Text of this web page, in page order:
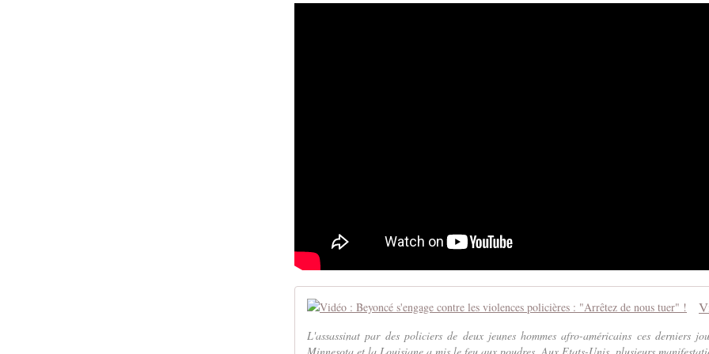
L'assassinat par des policiers de deux jeunes hommes afro-américains ces derniers
Minnesota et la Louisiane a mis le feu aux poudres. Aux Etats-Unis, plusieurs